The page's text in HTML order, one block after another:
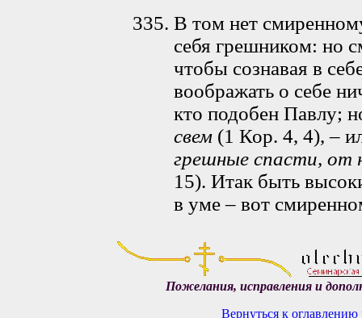
В том нет
себя грешником: но
чтобы сознавая в
воображать о себе
кто подобен Павлу;
свем (1 Кор. 4, 4), –
грешные спасти, от
15). Итак быть
в уме – вот
Пожелания, исправления и
Вернуться к оглавлению